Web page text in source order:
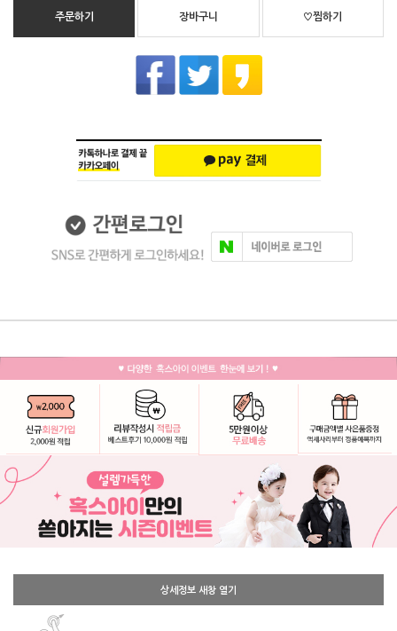
주문하기 장바구니 ♡찜하기
상세정보 새창 열기